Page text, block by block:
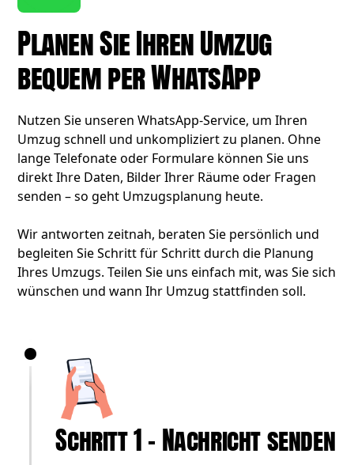
Planen Sie Ihren Umzug
bequem per WhatsApp
Nutzen Sie unseren WhatsApp-Service, um Ihren
Umzug schnell und unkompliziert zu planen. Ohne
lange Telefonate oder Formulare können Sie uns
direkt Ihre Daten, Bilder Ihrer Räume oder Fragen
senden – so geht Umzugsplanung heute.
Wir antworten zeitnah, beraten Sie persönlich und
begleiten Sie Schritt für Schritt durch die Planung
Ihres Umzugs. Teilen Sie uns einfach mit, was Sie sich
wünschen und wann Ihr Umzug stattfinden soll.
Schritt 1 – Nachricht senden